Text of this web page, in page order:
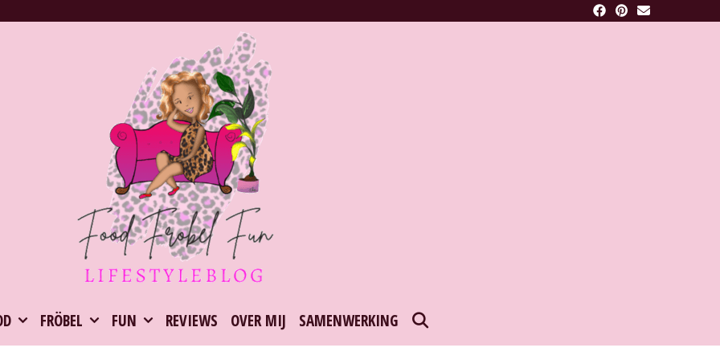
FRÖBEL FUN REVIEWS OVER MIJ SAMENWERKING